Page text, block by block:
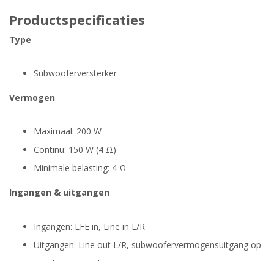
Productspecificaties
Type
Subwooferversterker
Vermogen
Maximaal: 200 W
Continu: 150 W (4 Ω)
Minimale belasting: 4 Ω
Ingangen & uitgangen
Ingangen: LFE in, Line in L/R
Uitgangen: Line out L/R, subwoofervermogensuitgang op